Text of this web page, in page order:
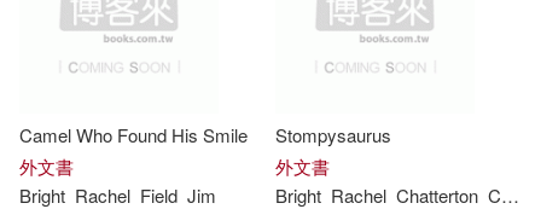
Camel Who Found His Smile
外文書
Bright Rachel Field Jim
Stompysaurus
外文書
Bright Rachel Chatterton Chris